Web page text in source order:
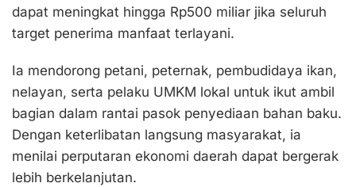
dapat meningkat hingga Rp500 miliar jika seluruh
target penerima manfaat terlayani.
Ia mendorong petani, peternak, pembudidaya ikan,
nelayan, serta pelaku UMKM lokal untuk ikut ambil
bagian dalam rantai pasok penyediaan bahan baku.
Dengan keterlibatan langsung masyarakat, ia
menilai perputaran ekonomi daerah dapat bergerak
lebih berkelanjutan.